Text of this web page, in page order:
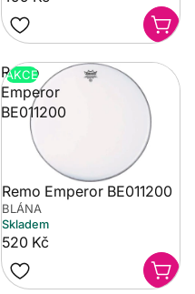
Remo
Emperor
BE011200
AKCE
Remo Emperor BE011200
BLÁNA
Skladem
520 Kč